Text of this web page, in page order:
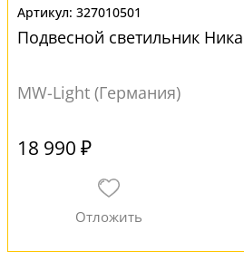
327010501
Подвесной светильник
MW-Light (Германия)
18 990 ₽